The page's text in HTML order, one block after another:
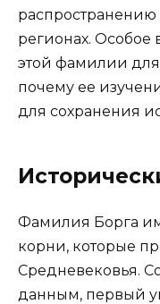
регионах.
этой фамилии для
почему ее
для сохранения
Фамилия Борга
корни, которые
Средневековья.
данным, первый